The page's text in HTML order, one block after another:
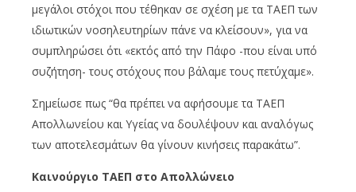
μεγάλοι στόχοι που τέθηκαν σε σχέση με τα ΤΑΕΠ των
ιδιωτικών νοσηλευτηρίων πάνε να κλείσουν», για να
συμπληρώσει ότι «εκτός από την Πάφο -που είναι υπό
συζήτηση- τους στόχους που βάλαμε τους πετύχαμε».
Σημείωσε πως “θα πρέπει να αφήσουμε τα ΤΑΕΠ
Απολλωνείου και Υγείας να δουλέψουν και αναλόγως
των αποτελεσμάτων θα γίνουν κινήσεις παρακάτω”.
Καινούργιο ΤΑΕΠ στο Απολλώνειο